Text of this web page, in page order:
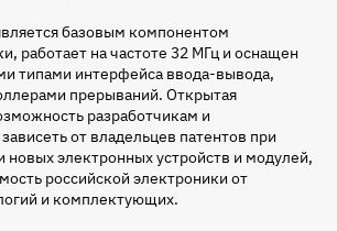
базовым компонентом
работает на частоте 32 МГц и оснащен
типами интерфейса ввода-вывода,
прерываний. Открытая
разработчикам и
от владельцев патентов при
новых электронных устройств и модулей,
российской электроники от
и комплектующих.